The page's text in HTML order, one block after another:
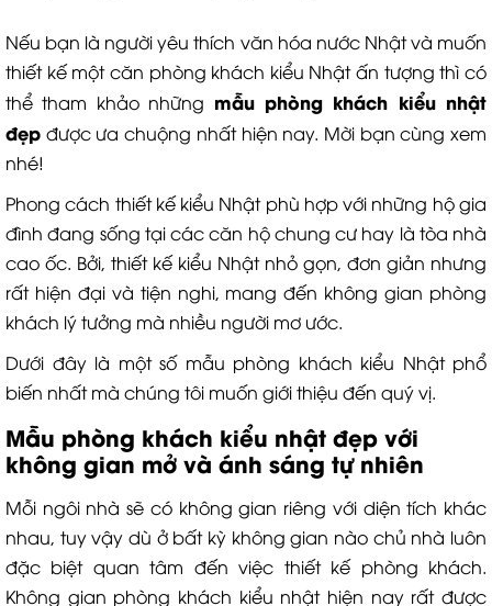
Nếu bạn là người yêu thích văn hóa nước Nhật và muốn
thiết kế một căn phòng khách kiểu Nhật ấn tượng thì có
thể tham khảo những mẫu phòng khách kiểu nhật
đẹp được ưa chuộng nhất hiện nay. Mời bạn cùng xem
nhé!
Phong cách thiết kế kiểu Nhật phù hợp với những hộ gia
đình đang sống tại các căn hộ chung cư hay là tòa nhà
cao ốc. Bởi, thiết kế kiểu Nhật nhỏ gọn, đơn giản nhưng
rất hiện đại và tiện nghi, mang đến không gian phòng
khách lý tưởng mà nhiều người mơ ước.
Dưới đây là một số mẫu phòng khách kiểu Nhật phổ
biến nhất mà chúng tôi muốn giới thiệu đến quý vị.
Mẫu phòng khách kiểu nhật đẹp với
không gian mở và ánh sáng tự nhiên
Mỗi ngôi nhà sẽ có không gian riêng với diện tích khác
nhau, tuy vậy dù ở bất kỳ không gian nào chủ nhà luôn
đặc biệt quan tâm đến việc thiết kế phòng khách.
Không gian phòng khách kiểu nhật hiện nay rất được